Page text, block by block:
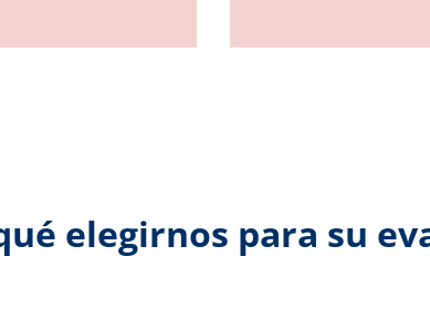
elegirnos para su